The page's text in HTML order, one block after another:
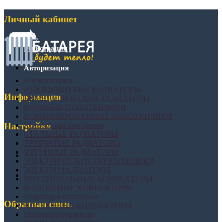
Личный кабинет
Регистрация
Авторизация
Информация
Настройки
Обратная связь
БИМЕТАЛИЧЕСКИЕ РАДИАТОРЫ
Конвекторы отопления
СТАЛЬНЫЕ РАДИАТОРЫ
НАСТЕННЫЕ КОНВЕКТОРЫ